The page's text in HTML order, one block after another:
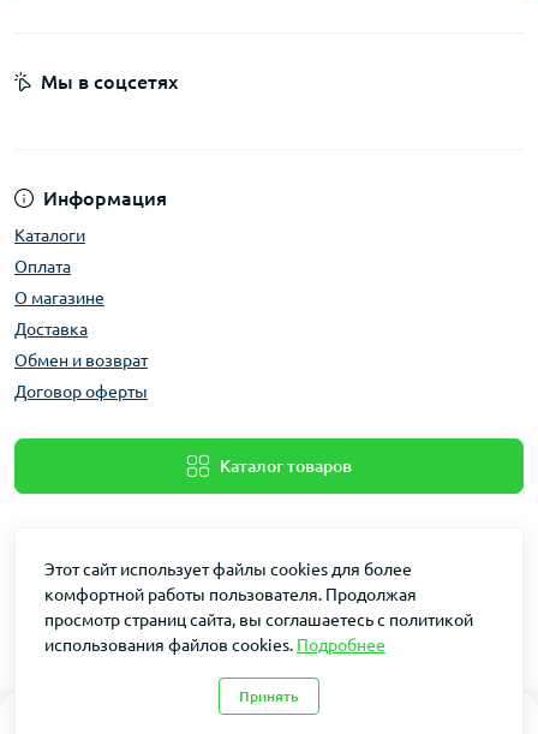
0
Информация
Каталоги
Оплата
О магазине
Доставка
Обмен и возврат
Договор оферты
Каталог товаров
Мы в соцсетях
Dakin © 2026
Этот сайт использует файлы cookies для более
комфортной работы пользователя. Продолжая
просмотр страниц сайта, вы соглашаетесь с политикой
использования файлов cookies. Подробнее
Принять